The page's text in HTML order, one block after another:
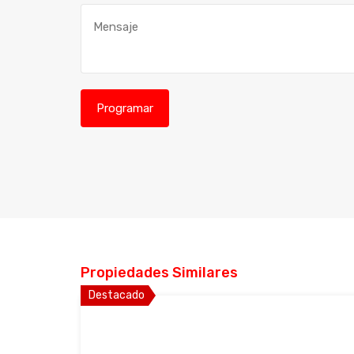
Propiedades Similares
Destacado